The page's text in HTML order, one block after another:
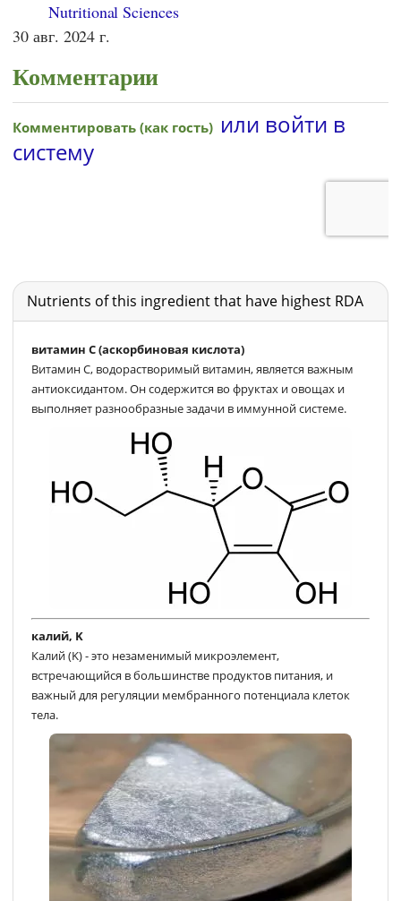
Nutritional Sciences
30 авг. 2024 г.
Комментарии
Nutrients of this ingredient that have highest RDA
витамин С (аскорбиновая кислота)
Витамин C, водорастворимый витамин, является важным
антиоксидантом. Он содержится во фруктах и овощах и
выполняет разнообразные задачи в иммунной системе.
калий, K
Калий (K) - это незаменимый микроэлемент,
встречающийся в большинстве продуктов питания, и
важный для регуляции мембранного потенциала клеток
тела.